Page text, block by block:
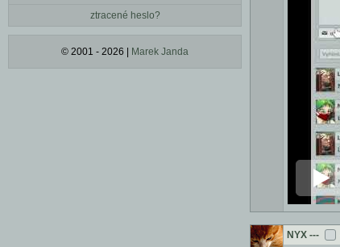
ztracené heslo?
© 2001 - 2026 | Marek Janda
NYX ---